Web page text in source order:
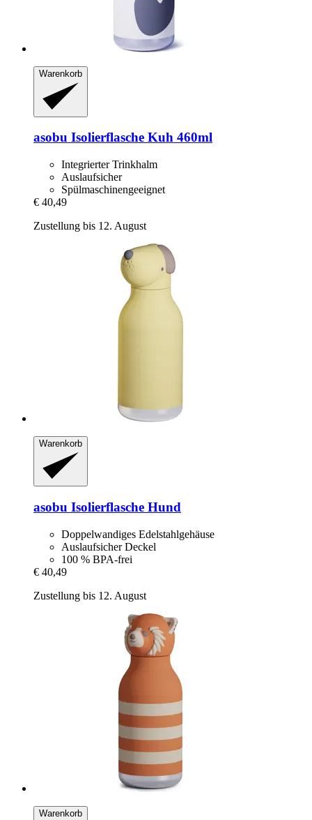
Warenkorb
asobu Isolierflasche Kuh 460ml
Integrierter Trinkhalm
Auslaufsicher
Spülmaschinengeeignet
€ 40,49
Zustellung bis 12. August
Warenkorb
asobu Isolierflasche Hund
Doppelwandiges Edelstahlgehäuse
Auslaufsicher Deckel
100 % BPA-frei
€ 40,49
Zustellung bis 12. August
Warenkorb